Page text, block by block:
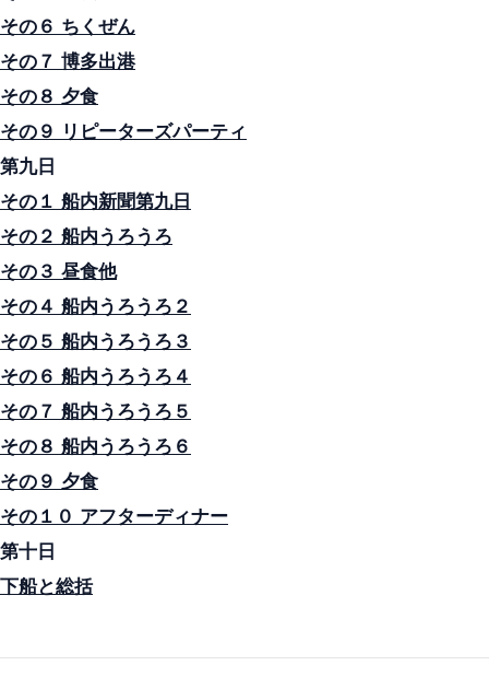
その６ ちくぜん
その７ 博多出港
その８ 夕食
その９ リピーターズパーティ
第九日
その１ 船内新聞第九日
その２ 船内うろうろ
その３ 昼食他
その４ 船内うろうろ２
その５ 船内うろうろ３
その６ 船内うろうろ４
その７ 船内うろうろ５
その８ 船内うろうろ６
その９ 夕食
その１０ アフターディナー
第十日
下船と総括